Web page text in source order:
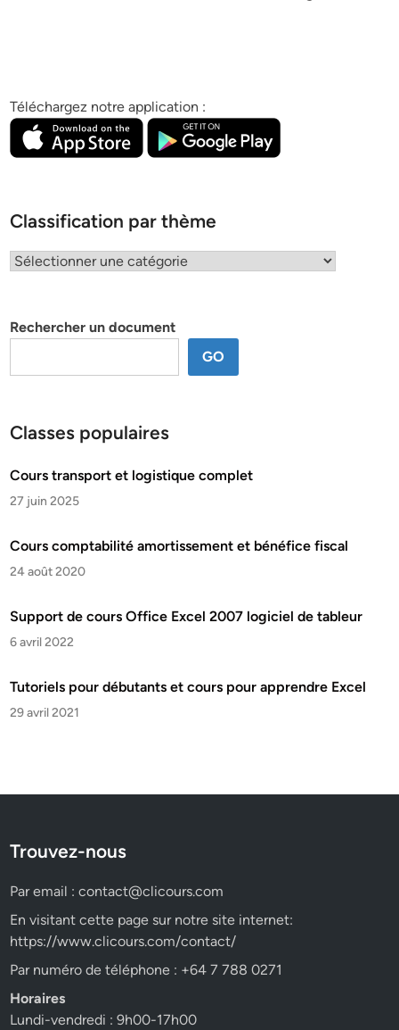
Téléchargez notre application :
Classification par thème
Classification
Rechercher un document
GO
Classes populaires
Cours transport et logistique complet
27 juin 2025
Cours comptabilité amortissement et bénéfice fiscal
24 août 2020
Support de cours Office Excel 2007 logiciel de tableur
6 avril 2022
Tutoriels pour débutants et cours pour apprendre Excel
29 avril 2021
Trouvez-nous
Par email :contact@clicours.com
En visitant cette page sur notre site internet:
https://www.clicours.com/contact/
Par numéro de téléphone : +64 7 788 0271
Horaires
Lundi-vendredi : 9h00-17h00